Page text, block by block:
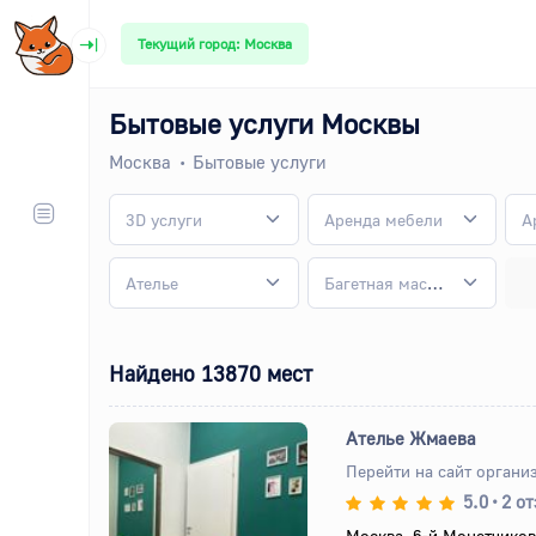
Текущий город: Москва
Бытовые услуги Москвы
Москва Бытовые услуги
3D услуги Аренда мебели
Ателье Багетная мастерская
Найдено 13870 мест
Назад
Ателье Жмаева
Перейти на сайт
5.0 • 2